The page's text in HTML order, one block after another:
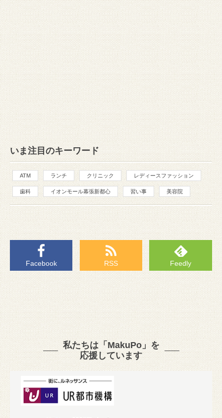
いま注目のキーワード
ATM ランチ クリニック レディースファッション
歯科 イオンモール幕張新都心 習い事 美容院
Facebook RSS Feedly
私たちは「MakuPo」を
応援しています